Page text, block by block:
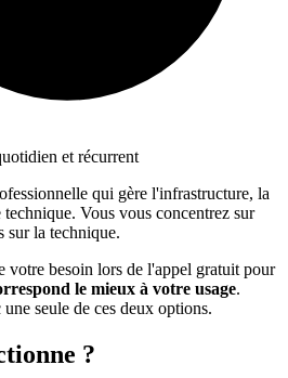
et récurrent
qui gère l'infrastructure, la
Vous vous concentrez sur
sur la technique.
votre besoin lors de l'appel gratuit pour
le mieux à votre usage.
seule de ces deux options.
?